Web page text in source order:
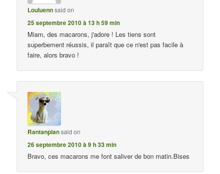
Louluennsaid on
25 septembre 2010 à 13 h 59 min
Miam, des macarons, j'adore ! Les tiens sont
superbement réussis, il paraît que ce n'est pas facile à
faire, alors bravo !
Rantanplansaid on
26 septembre 2010 à 9 h 33 min
Bravo, ces macarons me font saliver de bon matin.Bises